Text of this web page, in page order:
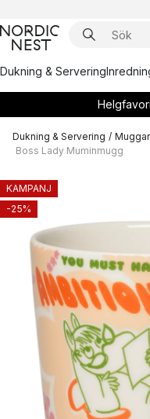
Dukning & Servering
Dukning & Servering /
Boss Lady Muminmugg
KAMPANJ
-25%